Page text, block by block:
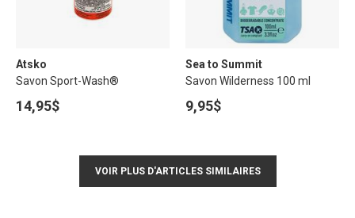
Atsko
Savon Sport-Wash®
14,95$
Sea to Summit
Savon Wilderness 100 ml
9,95$
VOIR PLUS D'ARTICLES SIMILAIRES